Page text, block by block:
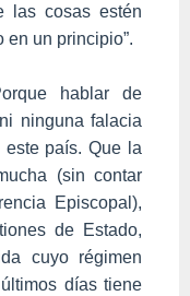
las cosas estén
en un principio”.
hablar de
ninguna falacia
país. Que la
(sin contar
Episcopal),
de Estado,
cuyo régimen
días tiene